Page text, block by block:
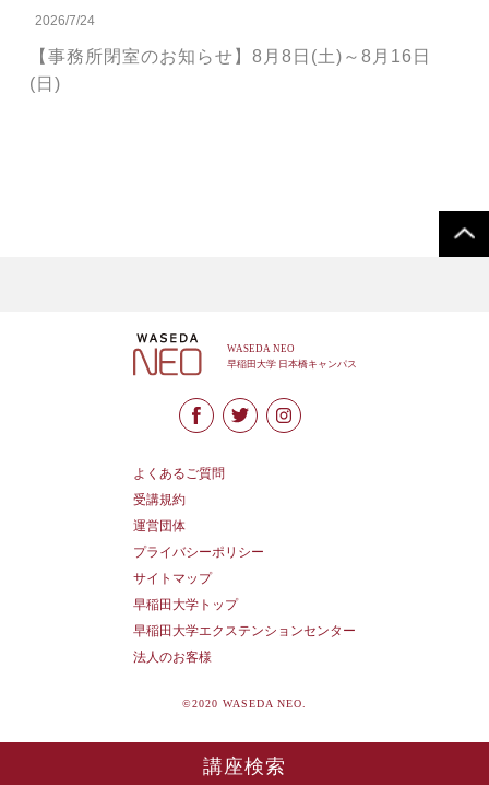
2026/7/24
【事務所閉室のお知らせ】8月8日(土)～8月16日
(日)
よくあるご質問
受講規約
運営団体
プライバシーポリシー
サイトマップ
早稲田大学トップ
早稲田大学エクステンションセンター
法人のお客様
©2020 WASEDA NEO.
講座検索